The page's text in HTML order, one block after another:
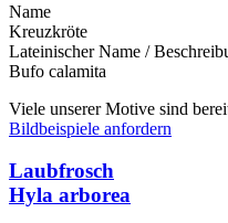
Name
Kreuzkröte
Lateinischer Name /
Bufo calamita
Viele unserer Motive sind
Bildbeispiele anfordern
Laubfrosch
Hyla arborea